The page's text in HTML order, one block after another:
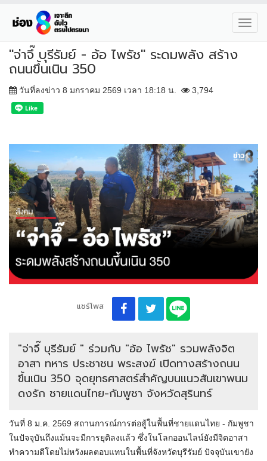
"จ่าจึ๊ บุรีรัมย์ - อ้อ ไพรัช" ระดมพลัง สร้าง
ถนนขึ้นเนิน 350
วันที่ลงข่าว 8 มกราคม 2569 เวลา 18:18 น. 3,794
แชร์โพส
"จ่าจึ๊ บุรีรัมย์ " ร่วมกับ "อ้อ ไพรัช" รวมพลังจิต
อาสา ทหาร ประชาชน พระสงฆ์ เปิดทางสร้างถนน
ขึ้นเนิน 350 จุดยุทธศาสตร์สำคัญบนแนวสันเขาพนม
ดงรัก ชายแดนไทย-กัมพูชา จังหวัดสุรินทร์
วันที่ 8 ม.ค. 2569 สถานการณ์การต่อสู้ในพื้นที่ชายแดนไทย - กัมพูชา
ในปัจจุบันถึงแม้นจะมีการยุติลงแล้ว ซึ่งในโลกออนไลน์ยังมีจิตอาสา
ทำความดีโดยไม่หวังผลตอบแทนในพื้นที่จังหวัดบุรีรัมย์ ปัจจุบันเขายัง